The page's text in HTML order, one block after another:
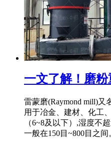
一文了解！磨
雷蒙磨(Raymond mill)又
用于冶金、建材、化工
（6~8及以下）,湿度不
一般在150目~800目之